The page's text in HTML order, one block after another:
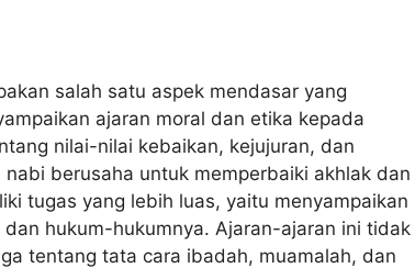
salah satu aspek mendasar yang
ajaran moral dan etika kepada
nilai-nilai kebaikan, kejujuran, dan
berusaha untuk memperbaiki akhlak dan
tugas yang lebih luas, yaitu menyampaikan
hukum-hukumnya. Ajaran-ajaran ini tidak
tentang tata cara ibadah, muamalah, dan